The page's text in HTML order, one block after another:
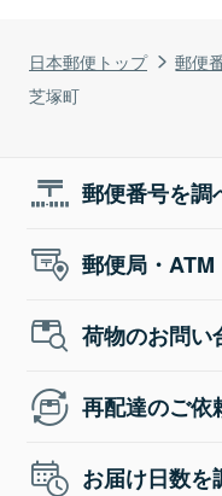
日本郵便トップ 郵便
芝塚町
郵便番号を調
郵便局・
荷物のお問い
再配達のご依
お届け日数を